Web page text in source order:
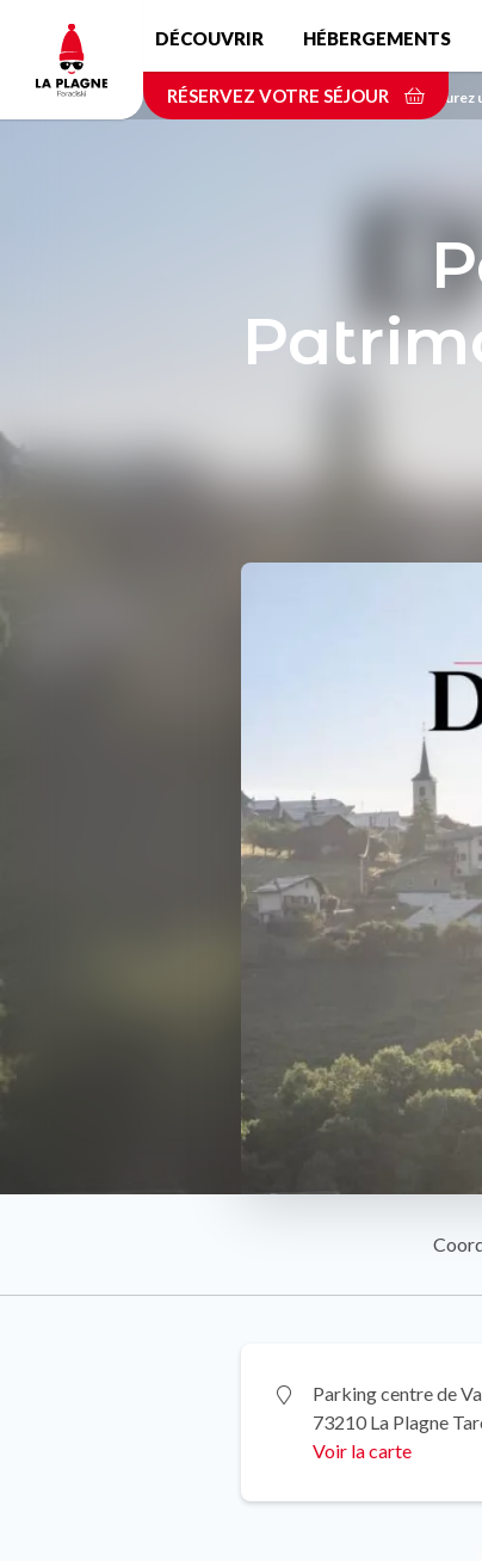
contenu
principal
DÉCOUVRIR HÉBERGEMENTS
RÉSERVEZ VOTRE SÉJOUR
Accueil Savourez
Parking centre de
73210 La Plagne
Voir la carte